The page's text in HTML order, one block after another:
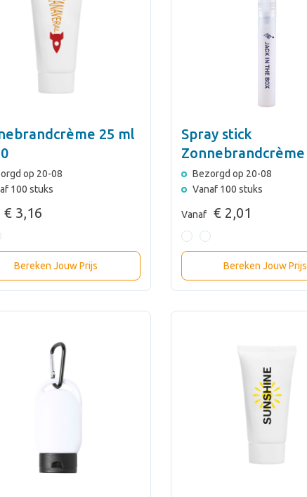
25 ml
op 20-08
100 stuks
€ 3,16
Bereken Jouw Prijs
Spray stick
Zonnebrandcrème
Bezorgd op 20-08
Vanaf 100 stuks
Vanaf € 2,01
Bereken Jouw Prijs